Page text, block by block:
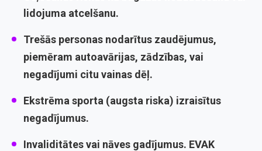
lidojuma atcelšanu.
Trešās personas nodarītus zaudējumus,
piemēram autoavārijas, zādzības, vai
negadījumi citu vainas dēļ.
Ekstrēma sporta (augsta riska) izraisītus
negadījumus.
Invaliditātes vai nāves gadījumus. EVAK